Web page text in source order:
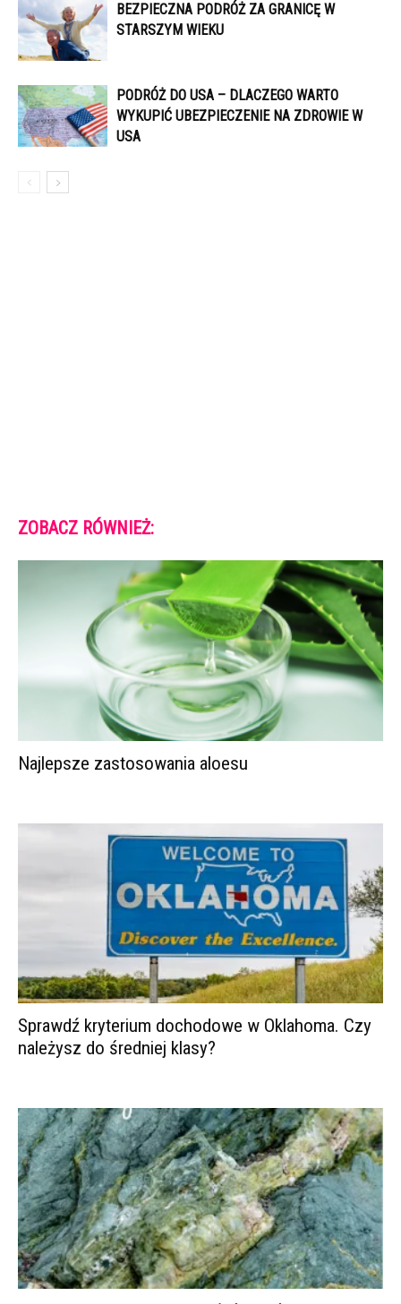
BEZPIECZNA PODRÓŻ ZA GRANICĘ W
STARSZYM WIEKU
PODRÓŻ DO USA – DLACZEGO WARTO
WYKUPIĆ UBEZPIECZENIE NA ZDROWIE W
USA
ZOBACZ RÓWNIEŻ:
Najlepsze zastosowania aloesu
Sprawdź kryterium dochodowe w Oklahoma. Czy
należysz do średniej klasy?